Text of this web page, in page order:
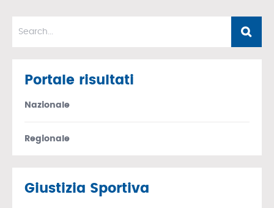
Portale risultati
Nazionale
Regionale
Giustizia Sportiva